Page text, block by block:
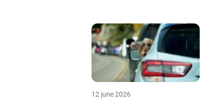
12 june 2026